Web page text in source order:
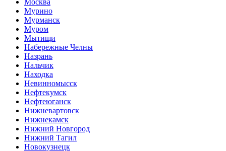
Москва
Мурино
Мурманск
Муром
Мытищи
Набережные Челны
Назрань
Нальчик
Находка
Невинномысск
Нефтекумск
Нефтеюганск
Нижневартовск
Нижнекамск
Нижний Новгород
Нижний Тагил
Новокузнецк